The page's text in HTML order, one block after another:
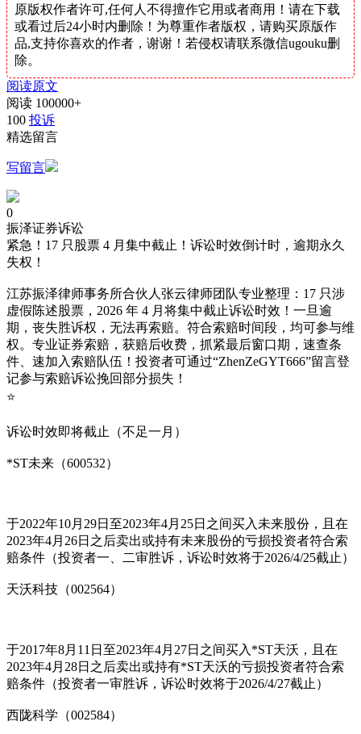
原版权作者许可,任何人不得擅作它用或者商用！请在下载
或看过后24小时内删除！为尊重作者版权，请购买原版作
品,支持你喜欢的作者，谢谢！若侵权请联系微信ugouku删
除。
阅读原文
阅读 100000+
100 投诉
精选留言
写留言
0
振泽证券诉讼
紧急！17 只股票 4 月集中截止！诉讼时效倒计时，逾期永久
失权！
江苏振泽律师事务所合伙人张云律师团队专业整理：17 只涉
虚假陈述股票，2026 年 4 月将集中截止诉讼时效！一旦逾
期，丧失胜诉权，无法再索赔。符合索赔时间段，均可参与维
权。专业证券索赔，获赔后收费，抓紧最后窗口期，速查条
件、速加入索赔队伍！投资者可通过“ZhenZeGYT666”留言登
记参与索赔诉讼挽回部分损失！
⭐
诉讼时效即将截止（不足一月）
*ST未来（600532）
于2022年10月29日至2023年4月25日之间买入未来股份，且在
2023年4月26日之后卖出或持有未来股份的亏损投资者符合索
赔条件（投资者一、二审胜诉，诉讼时效将于2026/4/25截止）
天沃科技（002564）
于2017年8月11日至2023年4月27日之间买入*ST天沃，且在
2023年4月28日之后卖出或持有*ST天沃的亏损投资者符合索
赔条件（投资者一审胜诉，诉讼时效将于2026/4/27截止）
西陇科学（002584）